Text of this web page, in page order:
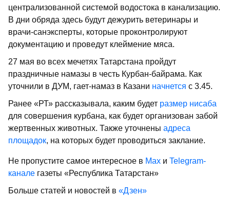
централизованной системой водостока в канализацию.
В дни обряда здесь будут дежурить ветеринары и
врачи-санэксперты, которые проконтролируют
документацию и проведут клеймение мяса.
27 мая во всех мечетях Татарстана пройдут
праздничные намазы в честь Курбан-байрама. Как
уточнили в ДУМ, гает-намаз в Казани начнется с 3.45.
Ранее «РТ» рассказывала, каким будет размер нисаба
для совершения курбана, как будет организован забой
жертвенных животных. Также уточнены адреса
площадок, на которых будет проводиться заклание.
Не пропустите самое интересное в Max и Telegram-
канале газеты «Республика Татарстан»
Больше статей и новостей в «Дзен»